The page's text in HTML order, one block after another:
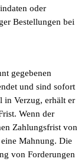
oder
Bestellungen bei
gegebenen
und sind sofort
in Verzug, erhält er
Wenn der
Zahlungsfrist von
Mahnung. Die
von Forderungen